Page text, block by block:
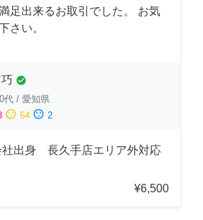
足出来るお取引でした。 お気
さい。
check_circle
代 / 愛知県
sentiment_neutral 64 sentiment_dissatisfied 2
社出身 長久手店エリア外対応
¥6,500